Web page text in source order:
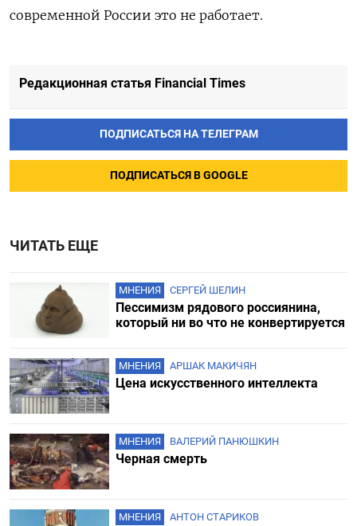
современной России это не работает.
Редакционная статья Financial Times
ПОДПИСАТЬСЯ НА ТЕЛЕГРАМ
ПОДПИСАТЬСЯ В GOOGLE
ЧИТАТЬ ЕЩЕ
МНЕНИЯ СЕРГЕЙ ШЕЛИН
Пессимизм рядового россиянина,
который ни во что не конвертируется
МНЕНИЯ АРШАК МАКИЧЯН
Цена искусственного интеллекта
МНЕНИЯ ВАЛЕРИЙ ПАНЮШКИН
Черная смерть
МНЕНИЯ АНТОН СТАРИКОВ